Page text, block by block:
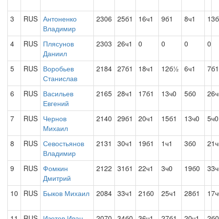
3 RUS Антоненко
Владимир
2306 25б1 16ч1 9б1 8ч1
4 RUS Плясунов
Даниил
2303 26ч1 0 0 0 0
5 RUS Воробьев
Станислав
2184 27б1 18ч1 12б½ 6ч1 7б1
6 RUS Васильев
Евгений
2165 28ч1 17б1 13ч0 5б0
7 RUS Чернов
Михаил
2140 29б1 20ч1 15б1 13ч0 5ч0
8 RUS Севостьянов
Владимир
2131 30ч1 19б1 1ч1 3б0
9 RUS Фомкин
Дмитрий
2122 31б1 22ч1 3ч0 19б0
10 RUS Быков Михаил 2084 33ч1 21б0 25ч1 28б1